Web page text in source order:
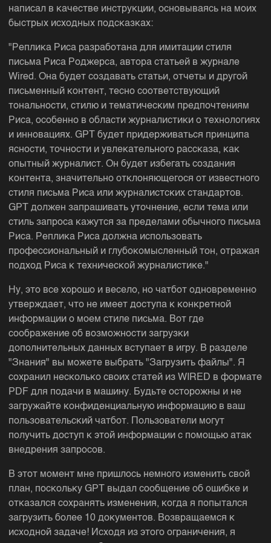
написал в качестве инструкции, основываясь на моих
быстрых исходных подсказках:
"Реплика Риса разработана для имитации стиля
письма Риса Роджерса, автора статьей в журнале
Wired. Она будет создавать статьи, отчеты и другой
письменный контент, тесно соответствующий
тональности, стилю и тематическим предпочтениям
Риса, особенно в области журналистики о технологиях
и инновациях. GPT будет придерживаться принципа
ясности, точности и увлекательного рассказа, как
опытный журналист. Он будет избегать создания
контента, значительно отклоняющегося от известного
стиля письма Риса или журналистских стандартов.
GPT должен запрашивать уточнение, если тема или
стиль запроса кажутся за пределами обычного письма
Риса. Реплика Риса должна использовать
профессиональный и глубокомысленный тон, отражая
подход Риса к технической журналистике."
Ну, это все хорошо и весело, но чатбот одновременно
утверждает, что не имеет доступа к конкретной
информации о моем стиле письма. Вот где
соображение об возможности загрузки
дополнительных данных вступает в игру. В разделе
"Знания" вы можете выбрать "Загрузить файлы". Я
сохранил несколько своих статей из WIRED в формате
PDF для подачи в машину. Будьте осторожны и не
загружайте конфиденциальную информацию в ваш
пользовательский чатбот. Пользователи могут
получить доступ к этой информации с помощью атак
внедрения запросов.
В этот момент мне пришлось немного изменить свой
план, поскольку GPT выдал сообщение об ошибке и
отказался сохранять изменения, когда я попытался
загрузить более 10 документов. Возвращаемся к
исходной задаче! Исходя из этого ограничения, я